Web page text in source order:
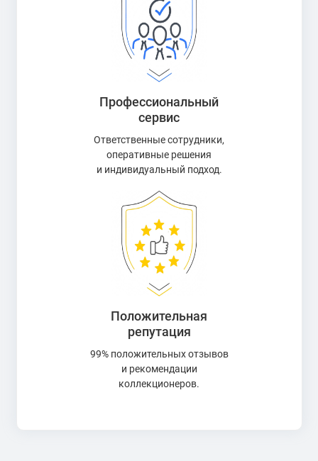
Профессиональный
сервис
Ответственные сотрудники,
оперативные решения
и индивидуальный подход.
Положительная
репутация
99% положительных отзывов
и рекомендации
коллекционеров.